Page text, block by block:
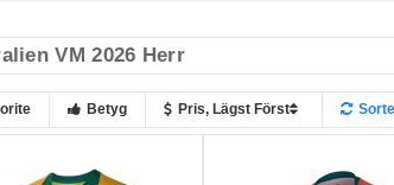
VM 2026 Herr
Betyg Pris, Lägst Först